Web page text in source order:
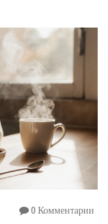
0 Комментарии